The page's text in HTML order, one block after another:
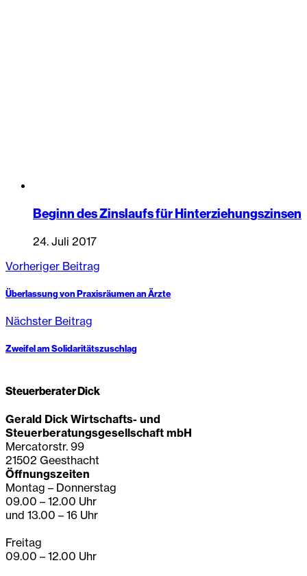
Beginn des Zinslaufs für Hinterziehungszinsen
24. Juli 2017
Vorheriger Beitrag
Überlassung von Praxisräumen an Ärzte
Nächster Beitrag
Zweifel am Solidaritätszuschlag
Steuerberater Dick
Gerald Dick Wirtschafts- und
Steuerberatungsgesellschaft mbH
Mercatorstr. 99
21502 Geesthacht
Öffnungszeiten
Montag – Donnerstag
09.00 – 12.00 Uhr
und 13.00 – 16 Uhr
Freitag
09.00 – 12.00 Uhr